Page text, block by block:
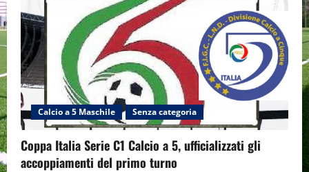
Calcio a 5 Maschile Senza categoria
Coppa Italia Serie C1 Calcio a 5, ufficializzati gli
accoppiamenti del primo turno